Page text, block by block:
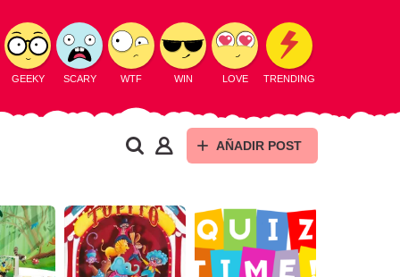
GEEKY SCARY WTF WIN LOVE TRENDING
AÑADIR POST